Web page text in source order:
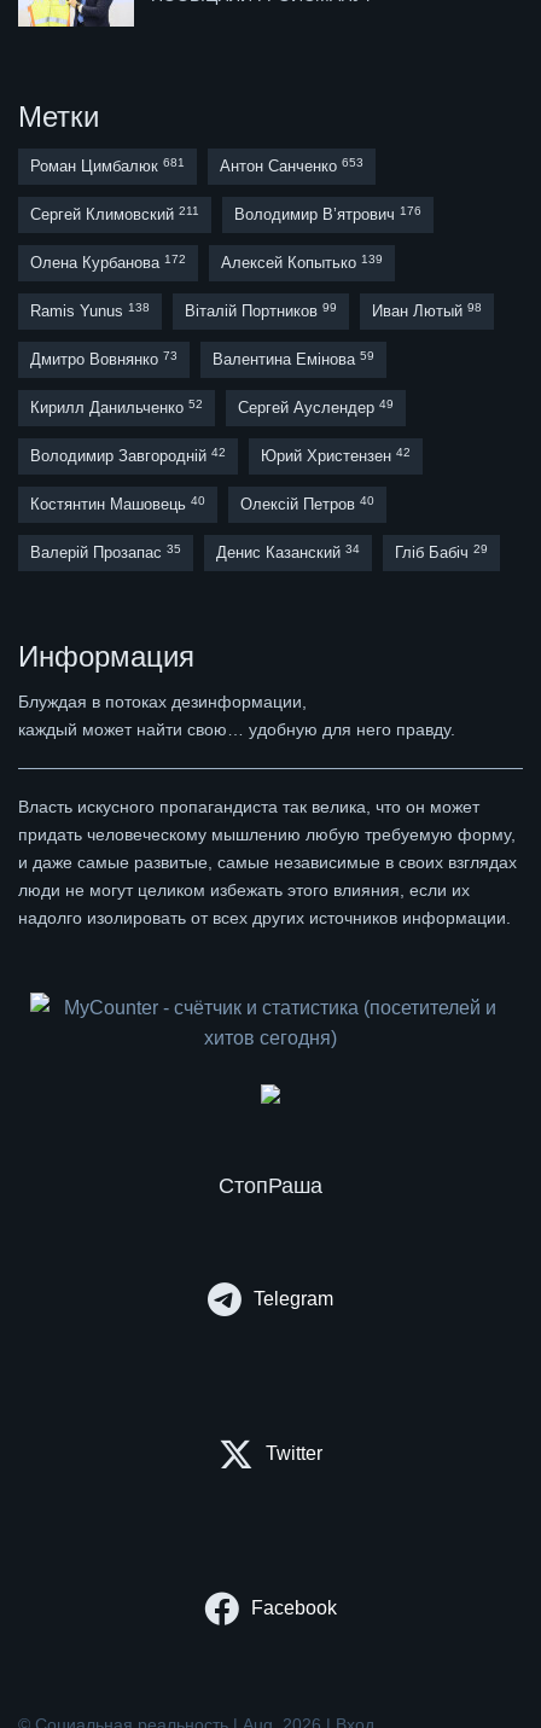
Метки
Роман Цимбалюк 681 Антон Санченко 653
Сергей Климовский 211 Володимир В’ятрович 176
Олена Курбанова 172 Алексей Копытько 139
Ramis Yunus 138 Віталій Портников 99 Иван Лютый 98
Дмитро Вовнянко 73 Валентина Емінова 59
Кирилл Данильченко 52 Сергей Ауслендер 49
Володимир Завгородній 42 Юрий Христензен 42
Костянтин Машовець 40 Олексій Петров 40
Валерій Прозапас 35 Денис Казанский 34 Гліб Бабіч 29
Информация
Блуждая в потоках дезинформации,
каждый может найти свою… удобную для него правду.
Власть искусного пропагандиста так велика, что он может
придать человеческому мышлению любую требуемую форму,
и даже самые развитые, самые независимые в своих взглядах
люди не могут целиком избежать этого влияния, если их
надолго изолировать от всех других источников информации.
СтопРаша
Telegram
Twitter
Facebook